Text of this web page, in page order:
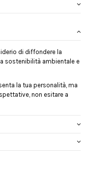
di diffondere la
sostenibilità ambientale e
la tua personalità, ma
non esitare a